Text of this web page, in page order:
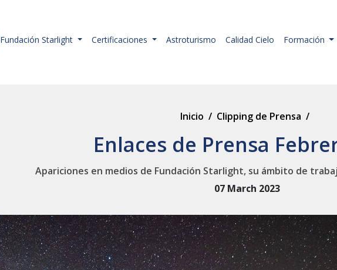
Fundación Starlight Certificaciones Astroturismo Calidad Cielo Formación
Inicio / Clipping de Prensa /
Enlaces de Prensa
Apariciones en medios de Fundación Starlight, su ámbito de
07 March 2023